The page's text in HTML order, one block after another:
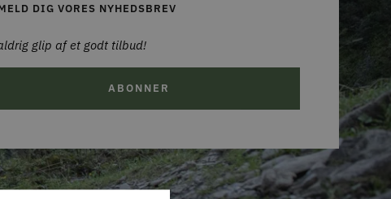
DIG VORES NYHEDSBREV
glip af et godt tilbud!
ABONNER